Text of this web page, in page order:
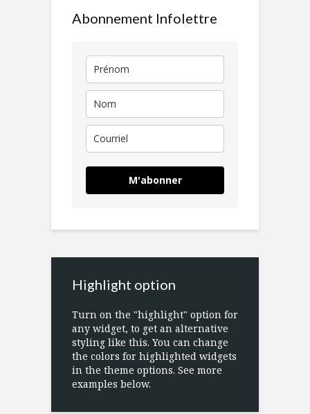
Abonnement Infolettre
M'abonner
Highlight option
Turn on the "highlight" option for
any widget, to get an alternative
styling like this. You can change
the colors for highlighted widgets
in the theme options. See more
examples below.